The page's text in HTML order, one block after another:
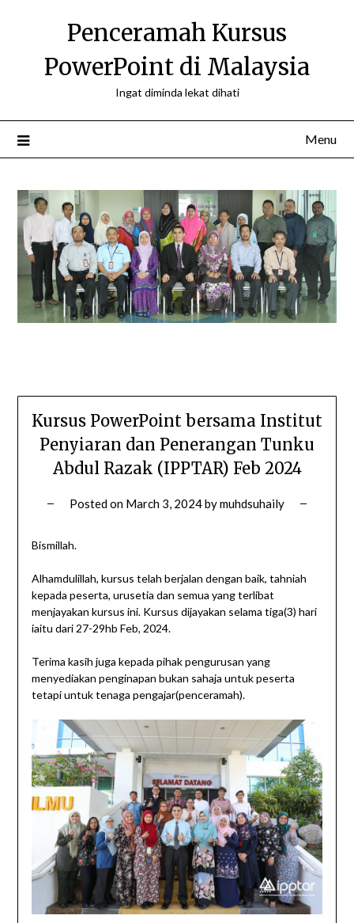
Penceramah Kursus
PowerPoint di Malaysia
Ingat diminda lekat dihati
Menu
Kursus PowerPoint bersama Institut
Penyiaran dan Penerangan Tunku
Abdul Razak (IPPTAR) Feb 2024
Posted on March 3, 2024bymuhdsuhaily
Bismillah.
Alhamdulillah, kursus telah berjalan dengan baik, tahniah
kepada peserta, urusetia dan semua yang terlibat
menjayakan kursus ini. Kursus dijayakan selama tiga(3) hari
iaitu dari 27-29hb Feb, 2024.
Terima kasih juga kepada pihak pengurusan yang
menyediakan penginapan bukan sahaja untuk peserta
tetapi untuk tenaga pengajar(penceramah).